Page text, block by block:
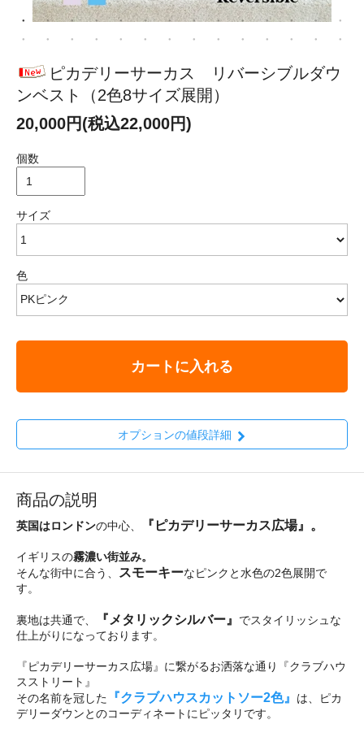
ピカデリーサーカス リバーシブルダウ
ンベスト（2色8サイズ展開）
20,000円(税込22,000円)
個数
サイズ
色
カートに入れる
オプションの値段詳細
商品の説明
英国はロンドンの中心、 『ピカデリーサーカス広場』。
イギリスの霧濃い街並み。
そんな街中に合う、
スモーキーなピンクと水色の2色展開で
す。
裏地は共通で、 『メタリックシルバー』 でスタイリッシュな
仕上がりになっております。
『ピカデリーサーカス広場』に繋がるお洒落な通り『クラブハウ
スストリート』
その名前を冠した 『クラブハウスカットソー2色』 は、ピカ
デリーダウンとのコーディネートにピッタリです。